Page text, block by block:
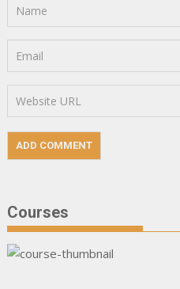
Courses